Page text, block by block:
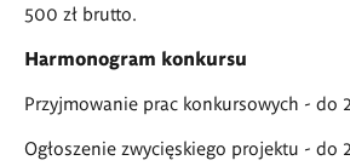
500 zł brutto.
Harmonogram konkursu
Przyjmowanie prac konkursowych - do
Ogłoszenie zwycięskiego projektu - do